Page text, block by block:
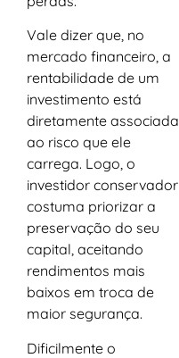
Vale dizer que, no
mercado financeiro, a
rentabilidade de um
investimento está
diretamente associada
ao risco que ele
carrega. Logo, o
investidor conservador
costuma priorizar a
preservação do seu
capital, aceitando
rendimentos mais
baixos em troca de
maior segurança.
Dificilmente o